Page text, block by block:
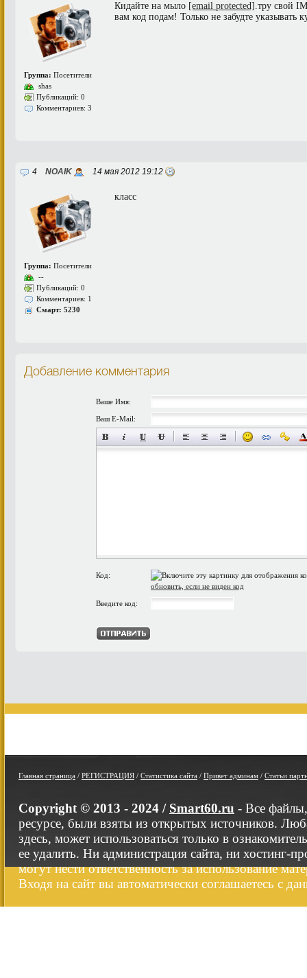
Группа: Посетители
shas
Публикаций: 0
Комментариев: 3
Кидайте на мыло [email protected] .тру свой
вам код подам! Только не забудте
4 NOAIK 14 мая 2012 19:12
Группа: Посетители
--
Публикаций: 0
Комментариев: 1
Смарт: 5230
класс
Добавление комментария
Ваше Имя:
Ваш E-Mail:
Код:
обновить, если не виден код
Введите код:
Главная страница / РЕГИСТРАЦИЯ / Статистика сайта / Привет админам / Статьи
Copyright © 2013 - 2024 / Smart60.ru - Все
ресурсе, были взяты из открытых источников.
здесь, может использоваться только в
ее удалить. Ни администрация сайта, ни хостинг-
могут нести ответственность за использование
Входя на сайт вы автоматически соглашаетесь с